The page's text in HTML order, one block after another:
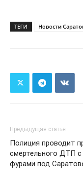
ТЕГИ Новости
Предыдущая статья
Полиция проводит
смертельного ДТП с
фурами под